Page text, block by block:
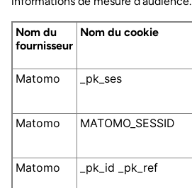
Nom du
fournisseur
Nom du cookie
Matomo _pk_ses
Matomo MATOMO_SESSID
Matomo _pk_id _pk_ref